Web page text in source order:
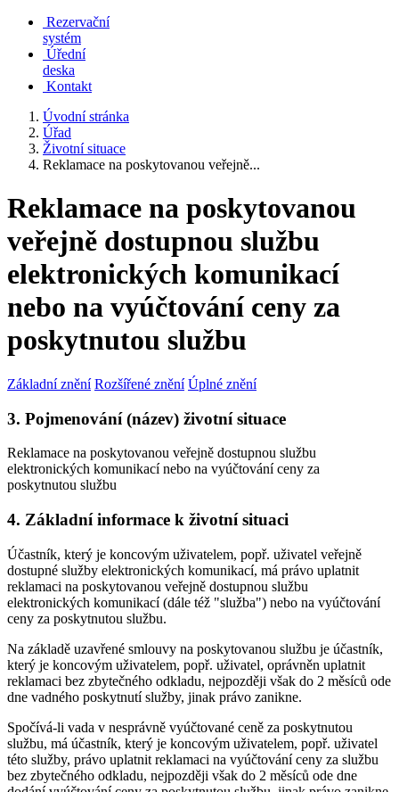
Rezervační
systém
Úřední
deska
Kontakt
Úvodní stránka
Úřad
Životní situace
Reklamace na poskytovanou veřejně...
Reklamace na poskytovanou
veřejně dostupnou službu
elektronických komunikací
nebo na vyúčtování ceny za
poskytnutou službu
Základní znění Rozšířené znění Úplné znění
3. Pojmenování (název) životní situace
Reklamace na poskytovanou veřejně dostupnou službu
elektronických komunikací nebo na vyúčtování ceny za
poskytnutou službu
4. Základní informace k životní situaci
Účastník, který je koncovým uživatelem, popř. uživatel veřejně
dostupné služby elektronických komunikací, má právo uplatnit
reklamaci na poskytovanou veřejně dostupnou službu
elektronických komunikací (dále též "služba") nebo na vyúčtování
ceny za poskytnutou službu.
Na základě uzavřené smlouvy na poskytovanou službu je účastník,
který je koncovým uživatelem, popř. uživatel, oprávněn uplatnit
reklamaci bez zbytečného odkladu, nejpozději však do 2 měsíců ode
dne vadného poskytnutí služby, jinak právo zanikne.
Spočívá-li vada v nesprávně vyúčtované ceně za poskytnutou
službu, má účastník, který je koncovým uživatelem, popř. uživatel
této služby, právo uplatnit reklamaci na vyúčtování ceny za službu
bez zbytečného odkladu, nejpozději však do 2 měsíců ode dne